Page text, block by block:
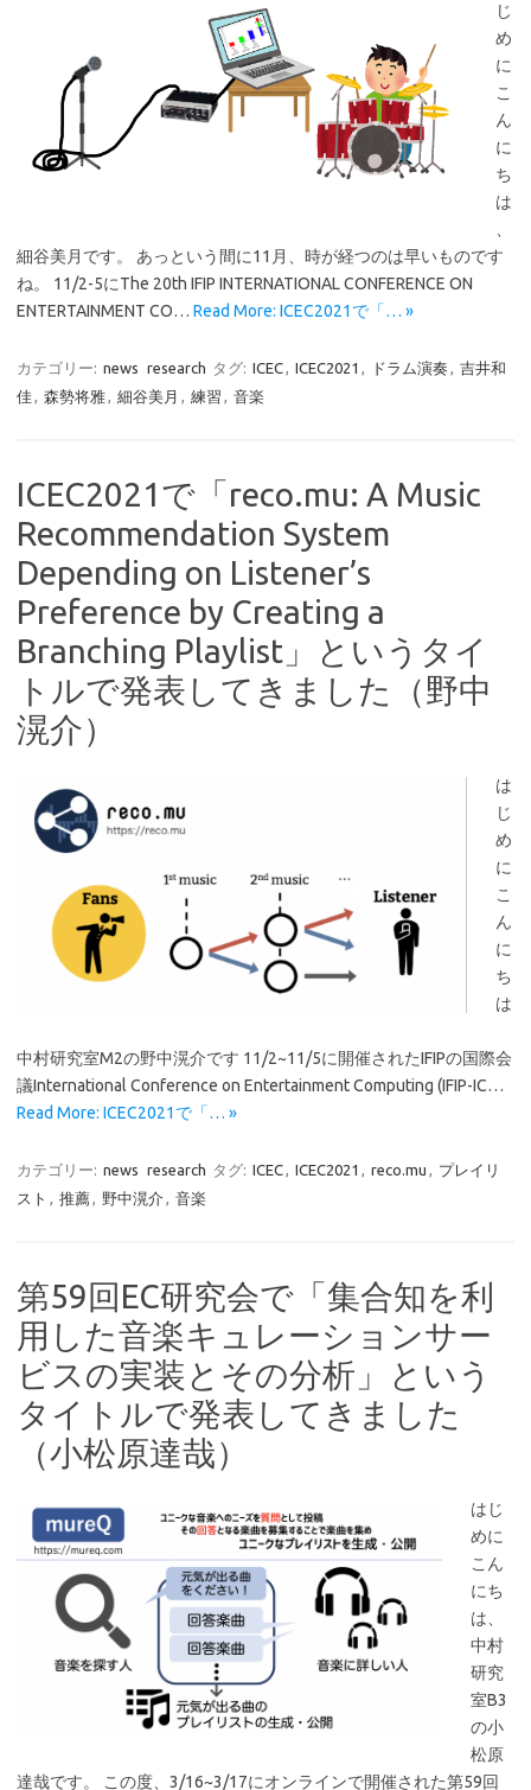
じ
め
に
こ
ん
に
ち
は
細谷美月です。 あっという間に11月、時が経つのは早いものです
ね。 11/2-5にThe 20th IFIP INTERNATIONAL CONFERENCE ON
ENTERTAINMENT CO… Read More: ICEC2021で「… »
カテゴリー: news research タグ: ICEC, ICEC2021 , ドラム演奏 , 吉井和
佳, 森勢将雅, 細谷美月 , 練習 , 音楽
ICEC2021で「reco.mu: A Music
Recommendation System
Depending on Listener’s
Preference by Creating a
Branching Playlist」というタイ
トルで発表してきました（野中
滉介）
は
じ
め
に
こ
ん
に
ち
は
中村研究室M2の野中滉介です 11/2~11/5に開催されたIFIPの国際会
議International Conference on Entertainment Computing (IFIP-IC…
Read More: ICEC2021で「… »
カテゴリー: news research タグ: ICEC, ICEC2021 , reco.mu , プレイリ
スト , 推薦, 野中滉介, 音楽
第59回EC研究会で「集合知を利
用した音楽キュレーションサー
ビスの実装とその分析」という
タイトルで発表してきました
（小松原達哉）
はじ
めに
こん
にち
は、
中村
研究
室B3
の小
松原
達哉です。 この度、3/16~3/17にオンラインで開催された第59回